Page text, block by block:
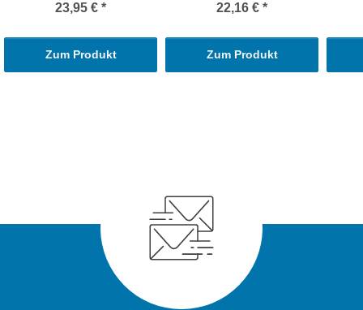
23,95 € *
Zum Produkt
22,16 € *
Zum Produkt